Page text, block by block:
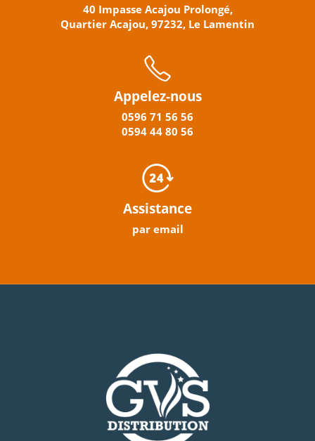
40 Impasse Acajou Prolongé,
Quartier Acajou, 97232, Le Lamentin
Appelez-nous
0596 71 56 56
0594 44 80 56
Assistance
par email